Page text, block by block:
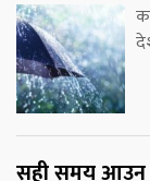
सही समय आउन